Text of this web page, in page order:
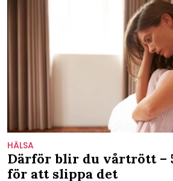
HÄLSA
Därför blir du vårtrött –
för att slippa det